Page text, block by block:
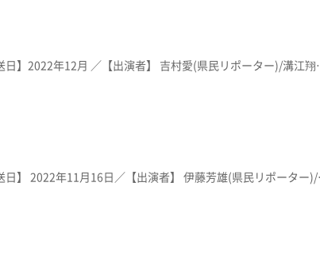
【放送局】 KFB福島放送／【放送日】2022年
【放送局】 KFB福島放送